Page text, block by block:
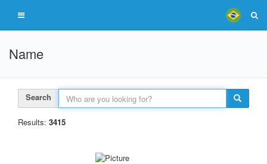
Name
Search
Results: 3415